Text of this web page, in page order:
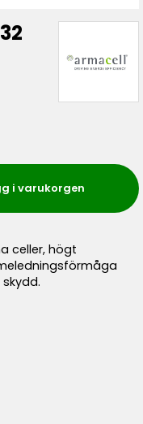
i varukorgen
celler, högt